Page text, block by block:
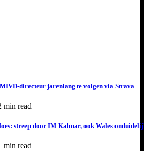
directeur jarenlang te volgen via Strava
min read
streep door IM Kalmar, ook Wales
min read